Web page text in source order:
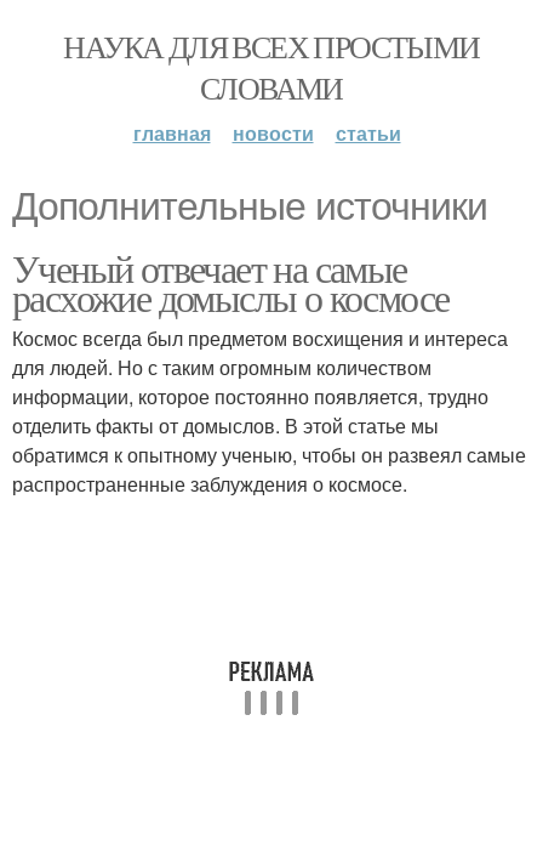
НАУКА ДЛЯ ВСЕХ ПРОСТЫМИ
СЛОВАМИ
главная новости статьи
Дополнительные источники
Ученый отвечает на самые
расхожие домыслы о космосе
Космос всегда был предметом восхищения и интереса
для людей. Но с таким огромным количеством
информации, которое постоянно появляется, трудно
отделить факты от домыслов. В этой статье мы
обратимся к опытному ученыю, чтобы он развеял самые
распространенные заблуждения о космосе.